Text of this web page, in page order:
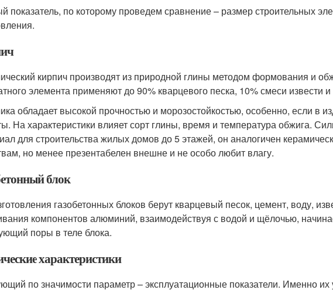
показатель, по которому проведем сравнение – размер строительных
кирпич производят из природной глины методом формования и
элемента применяют до 90% кварцевого песка, 10% смеси извести
обладает высокой прочностью и морозостойкостью, особенно, если в
На характеристики влияет сорт глины, время и температура обжига.
для строительства жилых домов до 5 этажей, он аналогичен
но менее презентабелен внешне и не особо любит влагу.
блок
газобетонных блоков берут кварцевый песок, цемент, воду,
компонентов алюминий, взаимодействуя с водой и щёлочью,
поры в теле блока.
характеристики
по значимости параметр – эксплуатационные показатели. Именно